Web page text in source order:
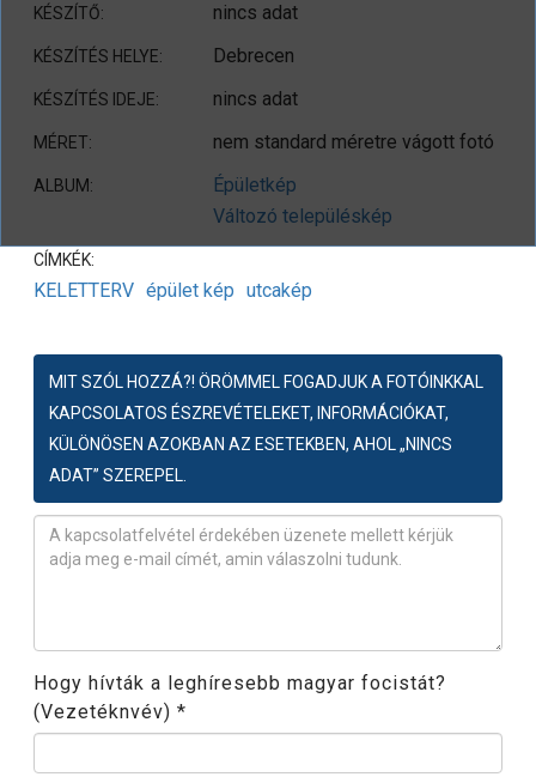
KÉSZÍTŐ: nincs adat
KÉSZÍTÉS HELYE: Debrecen
KÉSZÍTÉS IDEJE: nincs adat
MÉRET: nem standard méretre vágott fotó
ALBUM:
Épületkép
Változó településkép
CÍMKÉK:
KELETTERV épület kép utcakép
MIT SZÓL HOZZÁ?! ÖRÖMMEL FOGADJUK A FOTÓINKKAL
KAPCSOLATOS ÉSZREVÉTELEKET, INFORMÁCIÓKAT,
KÜLÖNÖSEN AZOKBAN AZ ESETEKBEN, AHOL „NINCS
ADAT” SZEREPEL.
Hogy hívták a leghíresebb magyar focistát?
(Vezetéknvév) *